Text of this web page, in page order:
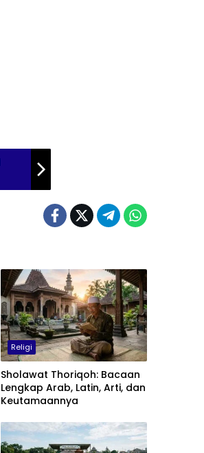
Religi
Sholawat Thoriqoh: Bacaan
Lengkap Arab, Latin, Arti, dan
Keutamaannya